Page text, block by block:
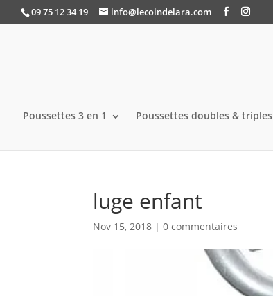
09 75 12 34 19 info@lecoindelara.com
Poussettes 3 en 1 Poussettes doubles & triples
luge enfant
Nov 15, 2018 |0 commentaires